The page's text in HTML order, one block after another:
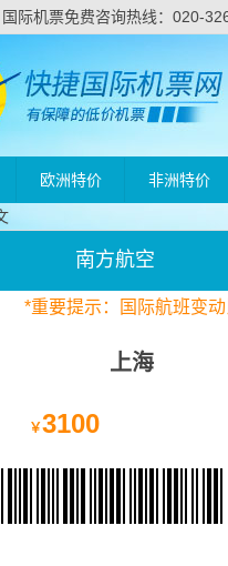
际机票免费咨询热线：020-
欧洲特价 非洲特价
南方航空
*重要提示：国际航班变
上海
￥3100